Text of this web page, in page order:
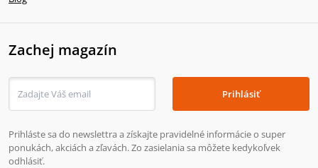
Zachej magazín
Prihlásiť
Prihláste sa do newslettra a získajte pravidelné informácie o super
ponukách, akciách a zľavách. Zo zasielania sa môžete kedykoľvek
odhlásiť.